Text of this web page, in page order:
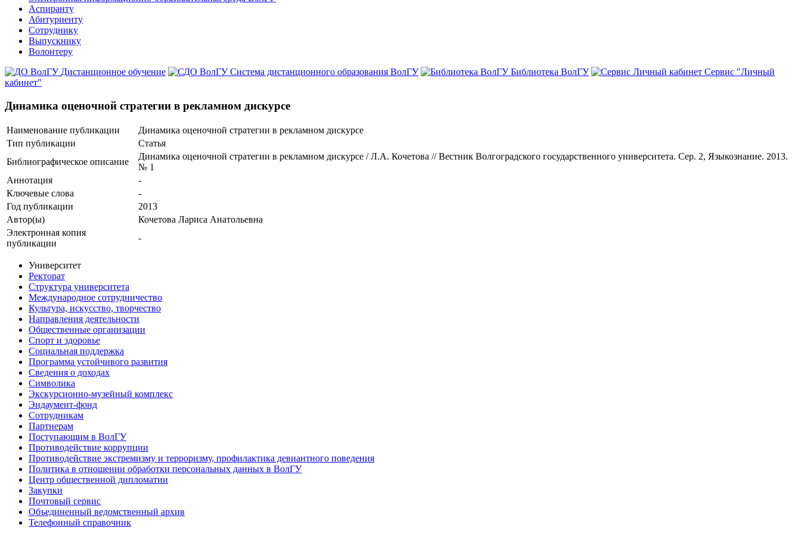
Аспиранту
Абитуриенту
Сотруднику
Выпускнику
Волонтеру
Дистанционное обучение
Система дистанционного образования ВолГУ Библиотека ВолГУ
Сервис "Личный
кабинет"
Динамика оценочной стратегии в рекламном дискурсе
Наименование публикации
Динамика оценочной стратегии в рекламном дискурсе
Тип публикации
Статья
Библиографическое описание
Динамика оценочной стратегии в рекламном дискурсе / Л.А. Кочетова // Вестник Волгоградского государственного университета. Сер. 2, Языкознание. 2013.
№ 1
Аннотация
-
Ключевые cлова
-
Год публикации
2013
Автор(ы)
Кочетова Лариса Анатольевна
Электронная копия
публикации
-
Университет
Ректорат
Структура университета
Международное сотрудничество
Культура, искусство, творчество
Направления деятельности
Общественные организации
Спорт и здоровье
Социальная поддержка
Программа устойчивого развития
Сведения о доходах
Символика
Экскурсионно-музейный комплекс
Эндаумент-фонд
Сотрудникам
Партнерам
Поступающим в ВолГУ
Противодействие коррупции
Противодействие экстремизму и терроризму, профилактика девиантного поведения
Политика в отношении обработки персональных данных в ВолГУ
Центр общественной дипломатии
Закупки
Почтовый сервис
Объединенный ведомственный архив
Телефонный справочник